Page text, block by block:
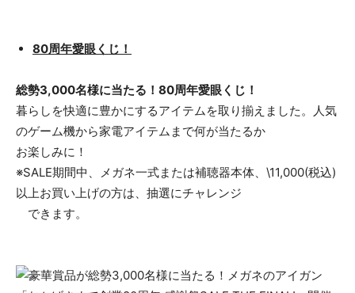
80周年愛眼くじ！
総勢3,000名様に当たる！80周年愛眼くじ！
暮らしを快適に豊かにするアイテムを取り揃えました。人気
のゲーム機から家電アイテムまで何が当たるか
お楽しみに！
※SALE期間中、メガネ一式または補聴器本体、\11,000(税込)
以上お買い上げの方は、抽選にチャレンジ
できます。